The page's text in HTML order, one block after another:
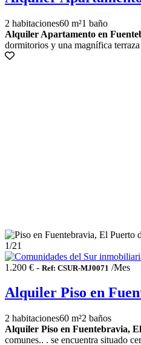
2 habitaciones60 m²1 baño
Alquiler Apartamento en
dormitorios y una magnífica
1/21
1.200 € - Ref: CSUR-MJ0071 /Mes
Alquiler Piso en
2 habitaciones60 m²2 baños
Alquiler Piso en Fuentebravia,
comunes.. . se encuentra situado